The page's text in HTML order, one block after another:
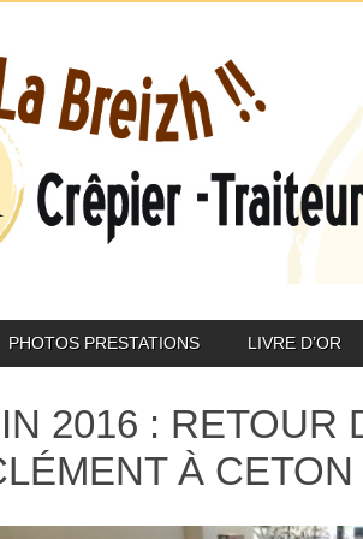
PHOTOS PRESTATIONS LIVRE D’OR
2016 : RETOUR
À CETON